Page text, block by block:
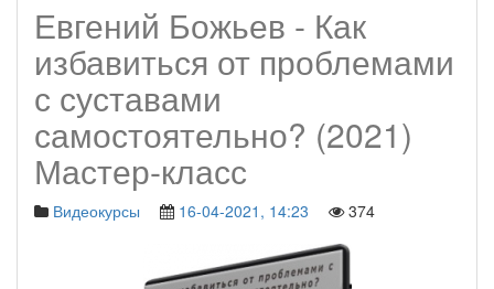
Евгений Божьев - Как
избавиться от проблемами
с суставами
самостоятельно? (2021)
Мастер-класс
Видеокурсы 16-04-2021, 14:23 374